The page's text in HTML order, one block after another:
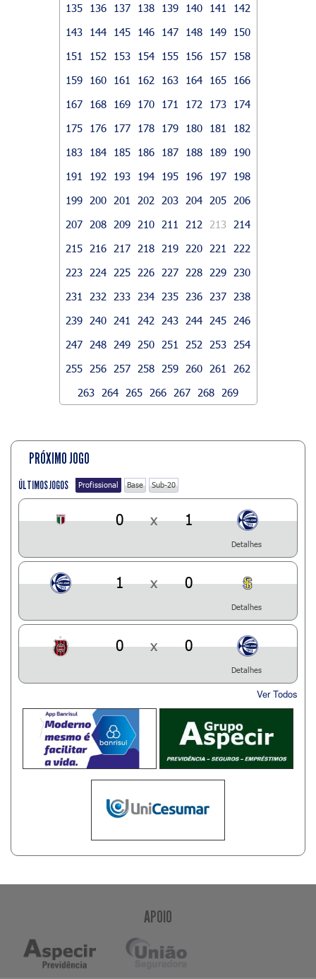
135
136 137 138 139 140 141
142
143
144 145 146 147 148 149
150
151
152 153 154 155 156 157
158
159
160 161 162 163 164 165
166
167
168 169 170 171 172 173
174
175
176 177 178 179 180 181
182
183
184 185 186 187 188 189
190
191
192 193 194 195 196 197
198
199
200 201 202 203 204 205
206
207
208 209 210 211 212 213
214
215
216 217 218 219 220 221
222
223
224 225 226 227 228 229
230
231
232 233 234 235 236 237
238
239
240 241 242 243 244 245
246
247
248 249 250 251 252 253
254
255
256 257 258 259 260 261
262
263
264 265 266 267 268 269
PRÓXIMO JOGO
ÚLTIMOS JOGOS Profissional Base Sub-20
0 x 1
Detalhes
1 x 0
Detalhes
0 x 0
Detalhes
Ver Todos
APOIO